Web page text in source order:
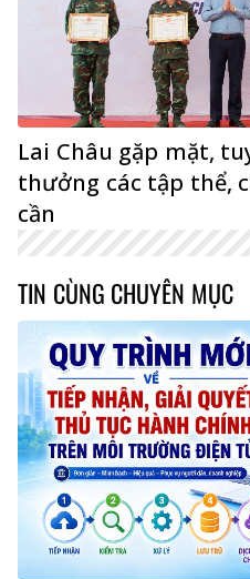
Lai Châu gặp mặt,
thưởng các tập thể,
cần
TIN CÙNG CHUYÊN MỤC